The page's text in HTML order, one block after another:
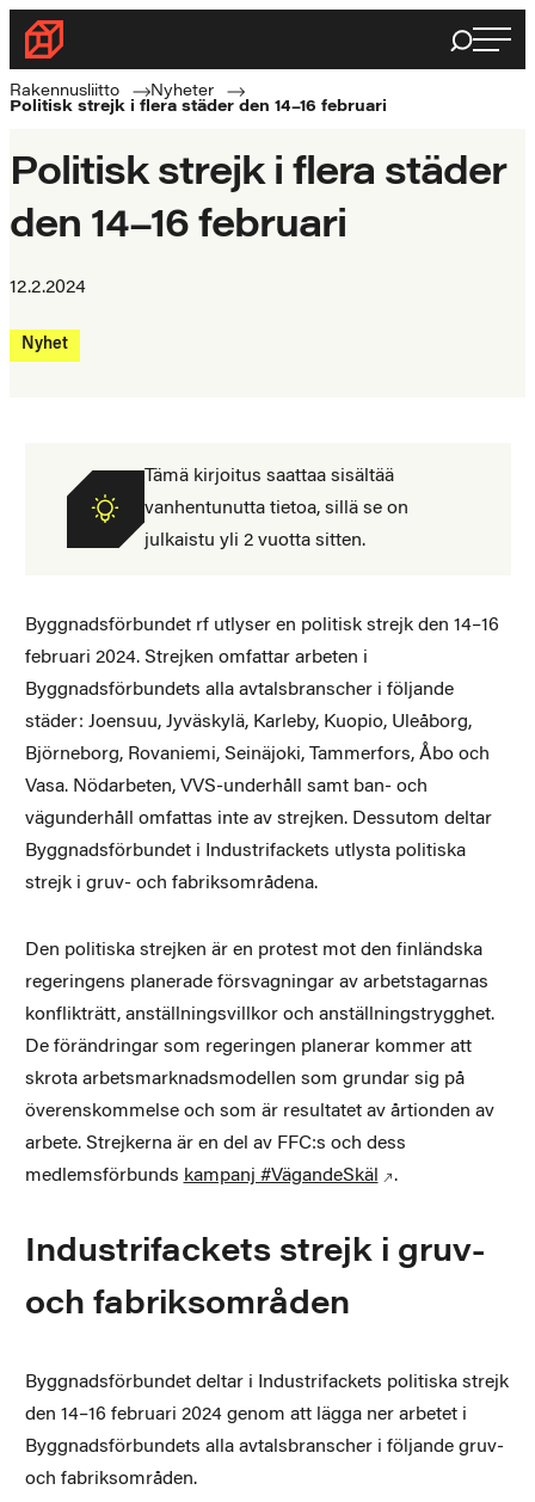
Byggnadsförbundet
Rakennusalan
ammattilaisten
Haku
Rakennusliitto
Nyheter
Politisk strejk i flera städer den 14–16 februari
Politisk strejk i flera städer
den 14–16 februari
12.2.2024
Nyhet
Tämä kirjoitus saattaa sisältää
vanhentunutta tietoa, sillä se on
julkaistu yli 2 vuotta sitten.
Byggnadsförbundet rf utlyser en politisk strejk den 14–16
februari 2024. Strejken omfattar arbeten i
Byggnadsförbundets alla avtalsbranscher i följande
städer: Joensuu, Jyväskylä, Karleby, Kuopio, Uleåborg,
Björneborg, Rovaniemi, Seinäjoki, Tammerfors, Åbo och
Vasa. Nödarbeten, VVS-underhåll samt ban- och
vägunderhåll omfattas inte av strejken. Dessutom deltar
Byggnadsförbundet i Industrifackets utlysta politiska
strejk i gruv- och fabriksområdena.
Den politiska strejken är en protest mot den finländska
regeringens planerade försvagningar av arbetstagarnas
konflikträtt, anställningsvillkor och anställningstrygghet.
De förändringar som regeringen planerar kommer att
skrota arbetsmarknadsmodellen som grundar sig på
överenskommelse och som är resultatet av årtionden av
arbete. Strejkerna är en del av FFC:s och dess
medlemsförbunds kampanj #VägandeSkäl .
Industrifackets strejk i gruv-
och fabriksområden
Byggnadsförbundet deltar i Industrifackets politiska strejk
den 14–16 februari 2024 genom att lägga ner arbetet i
Byggnadsförbundets alla avtalsbranscher i följande gruv-
och fabriksområden.